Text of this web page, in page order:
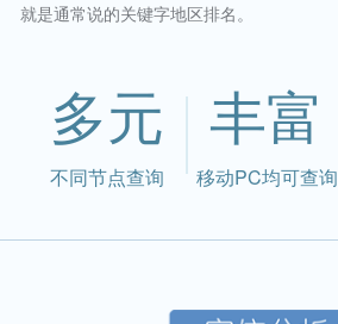
就是通常说的关键字地区排名。
多元
不同节点查询
丰富
移动PC均可查询